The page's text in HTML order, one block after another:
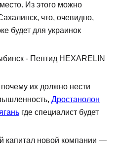
Из этого можно
что, очевидно,
будет для украинок
- Пептид HEXARELIN
их должно нести
Дростанолон
где специалист будет
капитал новой компании —